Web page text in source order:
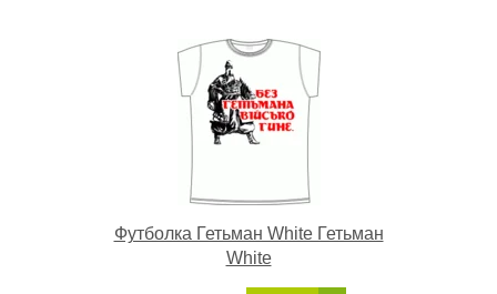
Футболка Гетьман White Гетьман
White